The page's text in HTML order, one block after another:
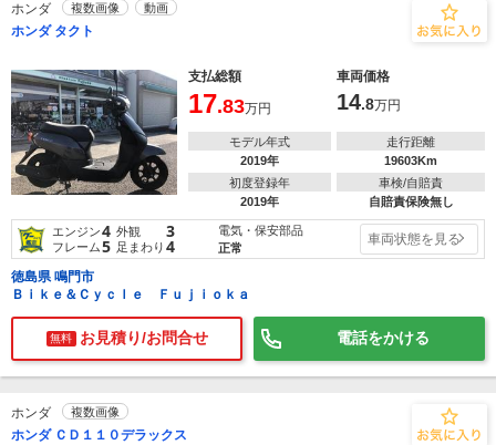
ホンダ 複数画像 動画
ホンダ タクト
支払総額 車両価格
17.83万円 14.8万円
モデル年式
2019年
走行距離
19603Km
初度登録年
2019年
車検/自賠責
自賠責保険無し
エンジン4 外観 3
フレーム5 足まわり 4
電気・保安部品
正常
車両状態を見る
徳島県 鳴門市
Ｂｉｋｅ＆Ｃｙｃｌｅ Ｆｕｊｉｏｋａ
無料 お見積り/お問合せ 電話をかける
ホンダ 複数画像
ホンダ ＣＤ１１０デラックス